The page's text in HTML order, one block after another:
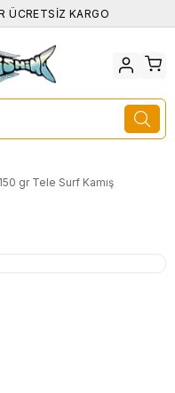
ÜCRETSİZ KARGO
gr Tele Surf Kamış